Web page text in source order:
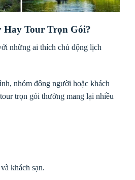
Hay Tour Trọn Gói?
những ai thích chủ động lịch
nhóm đông người hoặc khách
trọn gói thường mang lại nhiều
khách sạn.